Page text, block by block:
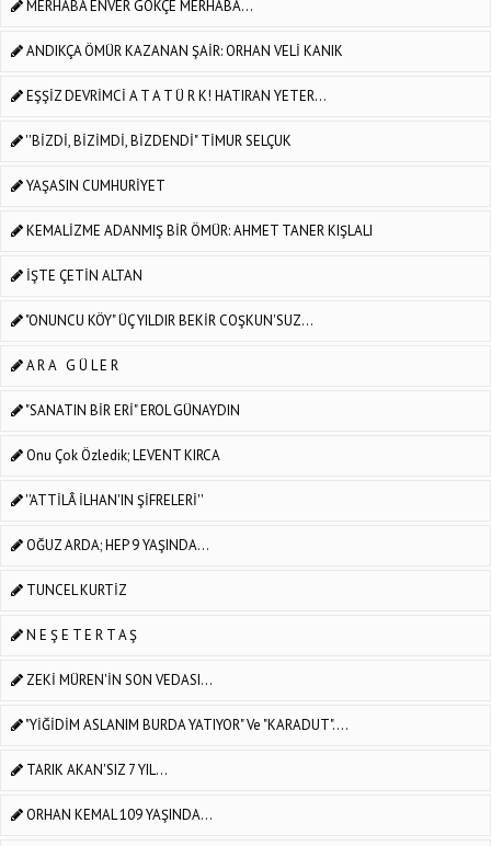
MERHABA ENVER GÖKÇE MERHABA...
ANDIKÇA ÖMÜR KAZANAN ŞAİR: ORHAN VELİ KANIK
EŞŞİZ DEVRİMCİ A T A T Ü R K! HATIRAN YETER...
''BİZDİ, BİZİMDİ, BİZDENDİ" TİMUR SELÇUK
YAŞASIN CUMHURİYET
KEMALİZME ADANMIŞ BİR ÖMÜR: AHMET TANER KIŞLALI
İŞTE ÇETİN ALTAN
"ONUNCU KÖY" ÜÇ YILDIR BEKİR COŞKUN'SUZ...
A R A G Ü L E R
"SANATIN BİR ERİ" EROL GÜNAYDIN
Onu Çok Özledik; LEVENT KIRCA
''ATTİLÂ İLHAN'IN ŞİFRELERİ''
OĞUZ ARDA; HEP 9 YAŞINDA...
TUNCEL KURTİZ
N E Ş E T E R T A Ş
ZEKİ MÜREN'İN SON VEDASI...
"YİĞİDİM ASLANIM BURDA YATIYOR" Ve "KARADUT"....
TARIK AKAN'SIZ 7 YIL...
ORHAN KEMAL 109 YAŞINDA...